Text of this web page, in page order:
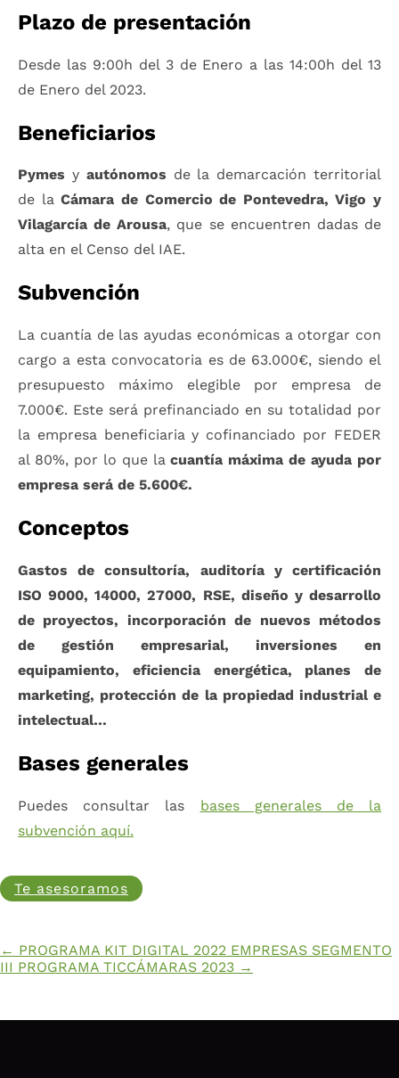
Plazo de presentación
Desde las 9:00h del 3 de Enero a las 14:00h del 13
de Enero del 2023.
Beneficiarios
Pymes y autónomos de la demarcación territorial
de laCámara de Comercio de Pontevedra, Vigo y
Vilagarcía de Arousa, que se encuentren dadas de
alta en el Censo del IAE.
Subvención
La cuantía de las ayudas económicas a otorgar con
cargo a esta convocatoria es de 63.000€, siendo el
presupuesto máximo elegible por empresa de
7.000€. Este será prefinanciado en su totalidad por
la empresa beneficiaria y cofinanciado por FEDER
al 80%, por lo que lacuantía máxima de ayuda por
empresa será de 5.600€.
Conceptos
Gastos de consultoría, auditoría y certificación
ISO 9000, 14000, 27000, RSE, diseño y desarrollo
de proyectos, incorporación de nuevos métodos
de gestión empresarial, inversiones en
equipamiento, eficiencia energética, planes de
marketing, protección de la propiedad industrial e
intelectual…
Bases generales
Puedes consultar las bases generales de la
subvención aquí.
Te asesoramos
← PROGRAMA KIT DIGITAL 2022 EMPRESAS SEGMENTO
III PROGRAMA TICCÁMARAS 2023 →